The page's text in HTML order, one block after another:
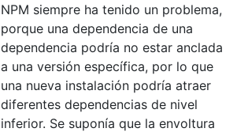
NPM siempre ha tenido un problema,
porque una dependencia de una
dependencia podría no estar anclada
a una versión específica, por lo que
una nueva instalación podría atraer
diferentes dependencias de nivel
inferior. Se suponía que la envoltura